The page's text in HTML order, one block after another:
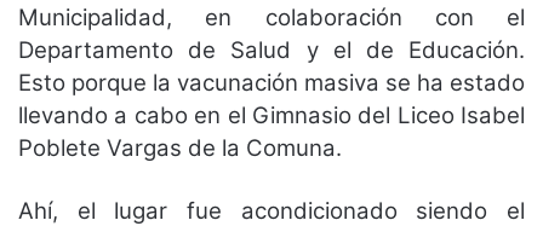
Municipalidad, en colaboración con el
Departamento de Salud y el de Educación.
Esto porque la vacunación masiva se ha estado
llevando a cabo en el Gimnasio del Liceo Isabel
Poblete Vargas de la Comuna.
Ahí, el lugar fue acondicionado siendo el